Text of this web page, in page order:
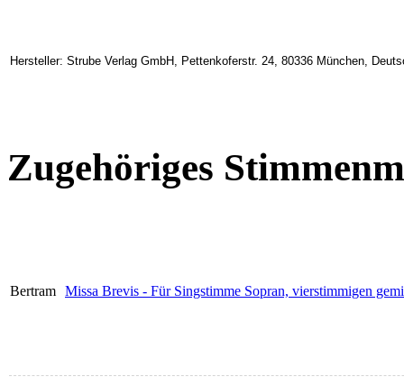
Hersteller: Strube Verlag GmbH, Pettenkoferstr. 24, 80336 München,
Zugehöriges
Bertram Missa Brevis - Für Singstimme Sopran, vierstimmigen